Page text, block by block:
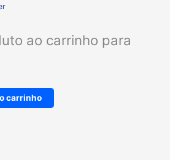
ao carrinho para
carrinho